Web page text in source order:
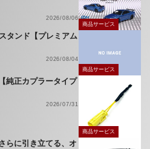
2026/08/06
商品サービス
タンド【プレミアム
2026/08/04
商品サービス
純正カプラータイプ
2026/07/31
商品サービス
らに引き立てる、オ